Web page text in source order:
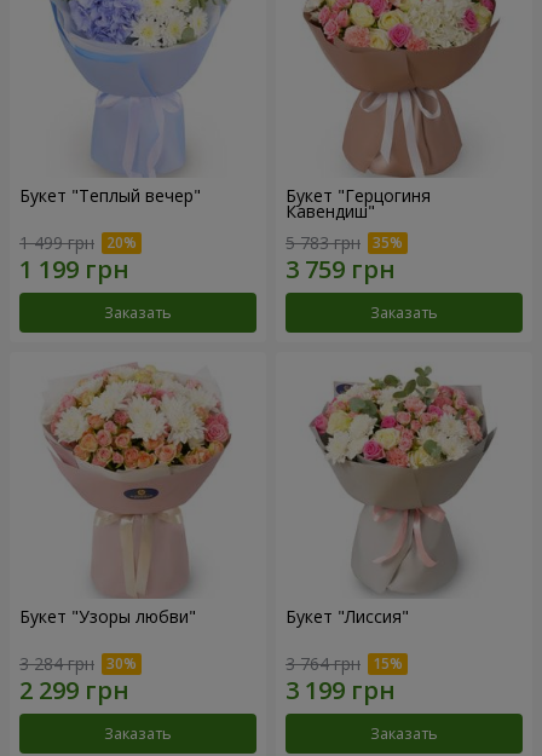
Букет "Теплый вечер"
1 499 грн
Заказать
Букет "Герцогиня
Кавендиш"
5 783 грн
Заказать
Букет "Узоры любви"
3 284 грн
Заказать
Букет "Лиссия"
3 764 грн
Заказать